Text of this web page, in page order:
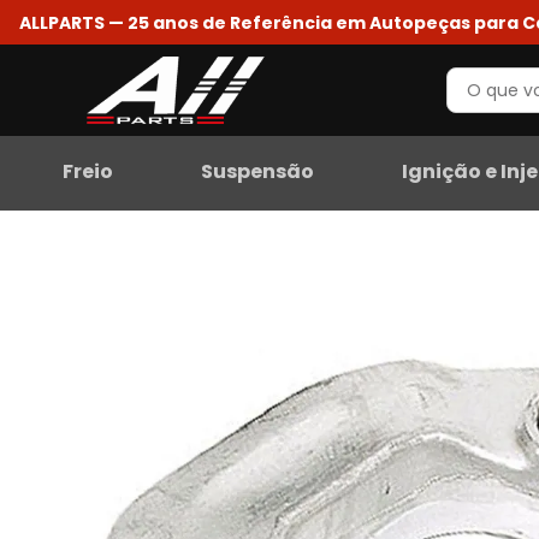
ALLPARTS — 25 anos de Referência em Autopeças para
Freio Suspensão Ignição e